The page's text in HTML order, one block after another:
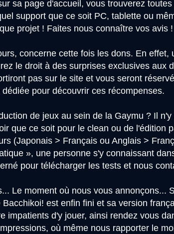
sa page d'accueil, vous trouverez
support que ce soit PC, tablette ou
projet ! Faites nous connaître vos avis !
concerne cette fois les dons. En
le droit à des surprises exclusives aux
pas sur le site et vous seront
pour découvrir ces récompenses.
de jeux au sein de la Gaymu ? Il
que ce soit pour le clean ou de l'édition
(Japonais > Français ou Anglais >
», une personne s'y connaissant
pour télécharger les tests et nous
Le moment où nous vous annonçons...
est enfin fini et sa version
impatients d'y jouer, ainsi rendez vous
où même nous rapporter le